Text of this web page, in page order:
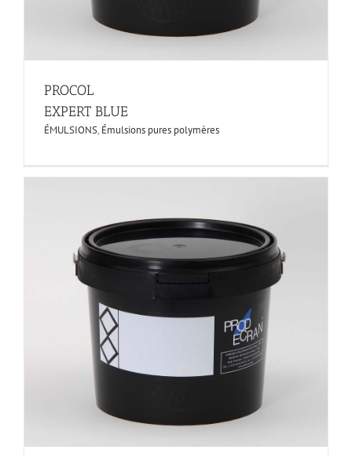
PROCOL
EXPERT BLUE
ÉMULSIONS, Émulsions pures polymères